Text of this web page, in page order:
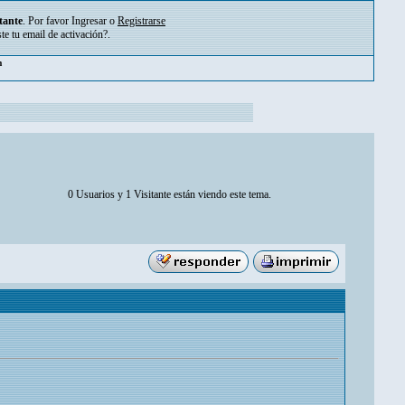
. Por favor Ingresar o Registrarse
tu email de activación?.
0 Usuarios y 1 Visitante están viendo este tema.